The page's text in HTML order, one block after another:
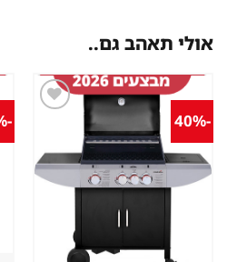
אולי תאהב גם..
במועדפים